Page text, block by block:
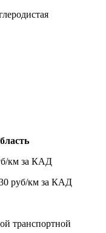
км за КАД
руб/км за КАД
транспортной